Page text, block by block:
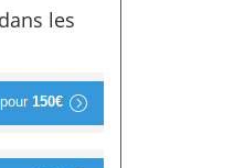
les
150€